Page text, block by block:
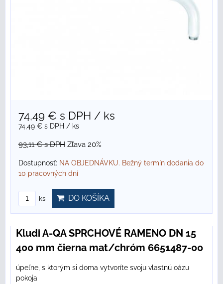
74,49 € s DPH / ks
74,49 € s DPH / ks
93,11 €s DPH Zľava 20%
Dostupnosť: NA OBJEDNÁVKU. Bežný termín dodania do
10 pracovných dní
ks DO KOŠÍKA
Kludi A-QA SPRCHOVÉ RAMENO DN 15
400 mm čierna mat/chróm 6651487-00
úpeľne, s ktorým si doma vytvoríte svoju vlastnú oázu
pokoja